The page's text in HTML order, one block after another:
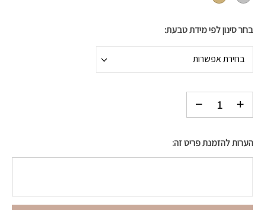
בחר סינון לפי מידת טבעת
בחירת אפשרות
הערות להזמנת פריט זה: